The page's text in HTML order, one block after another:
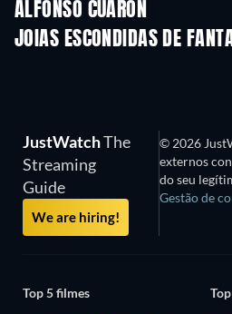
ALFONSO CUARÓN
JOIAS ESCONDIDAS DE
JustWatchThe
Streaming
Guide
We are hiring!
© 2026
externos
do seu
Gestão de
Top 5 filmes